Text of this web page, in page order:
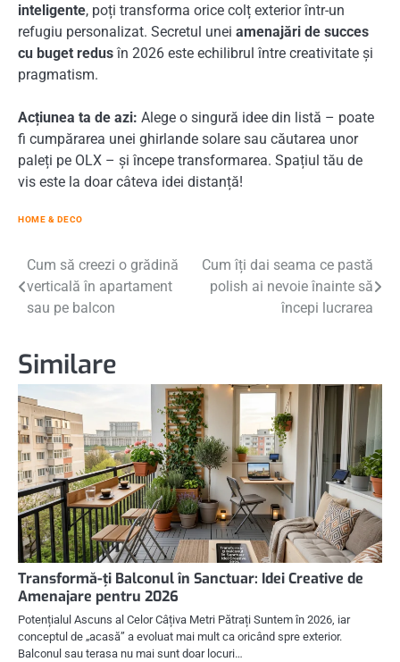
inteligente, poți transforma orice colț exterior într-un
refugiu personalizat. Secretul unei amenajări de succes
cu buget redus în 2026 este echilibrul între creativitate și
pragmatism.
Acțiunea ta de azi: Alege o singură idee din listă – poate
fi cumpărarea unei ghirlande solare sau căutarea unor
paleți pe OLX – și începe transformarea. Spațiul tău de
vis este la doar câteva idei distanță!
HOME & DECO
Navigare
în
Cum să creezi o grădină
verticală în apartament
sau pe balcon
Cum îți dai seama ce pastă
polish ai nevoie înainte să
începi lucrarea
Similare
Transformă-ți Balconul în Sanctuar: Idei Creative de
Amenajare pentru 2026
Potențialul Ascuns al Celor Câțiva Metri Pătrați Suntem în 2026, iar
conceptul de „acasă” a evoluat mai mult ca oricând spre exterior.
Balconul sau terasa nu mai sunt doar locuri…